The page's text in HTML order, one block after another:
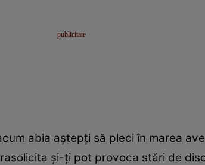
abia aştepţi să pleci în marea
şi-ţi pot provoca stări de